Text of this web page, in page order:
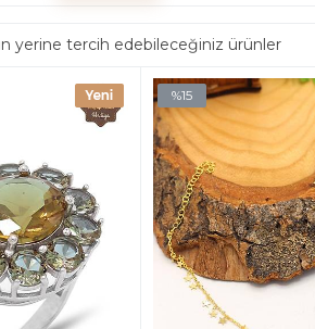
yerine tercih edebileceğiniz ürünler
%15